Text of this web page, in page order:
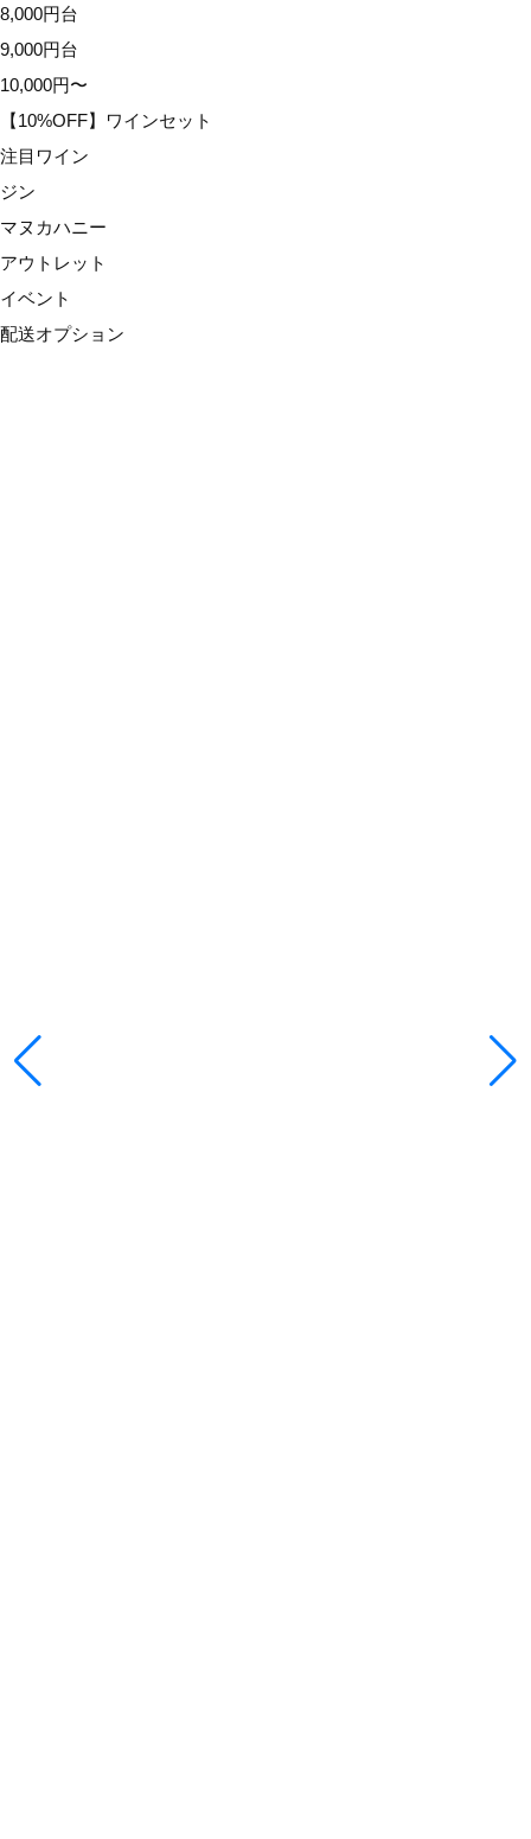
8,000円台
9,000円台
10,000円〜
【10%OFF】ワインセット
注目ワイン
ジン
マヌカハニー
アウトレット
イベント
配送オプション